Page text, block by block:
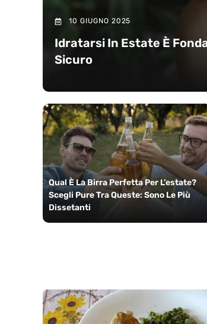
10 GIUGNO 2025
Idratarsi In Estate È
Sicuro
Qual È La Birra Perfetta Per L’estate?
Scegli Pure Tra Queste: Sono Le Più
Dissetanti